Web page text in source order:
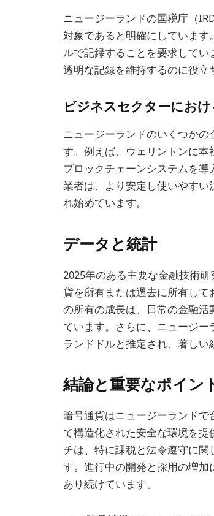
ニュージーランドの国税庁（
対象であると明確にしていま
ルで記録することを要求してい
透明な記録を維持するのに役立
ビジネスセクターにお
ニュージーランドのいくつか
す。例えば、ウェリントンに
ブロックチェーンシステムを
業者は、より安定し使いやす
れ始めています。
データと統計
2025年のある主要な金融技術
貨を所有または過去に所有し
の所有の成長は、日常の金融
ています。さらに、ニュージ
ランドドルと推定され、著しい
結論と重要なポイン
暗号通貨はニュージーランド
て構造化された安全な環境を
チは、特に課税と法令遵守に
す。進行中の開発と採用の増
あり続けています。